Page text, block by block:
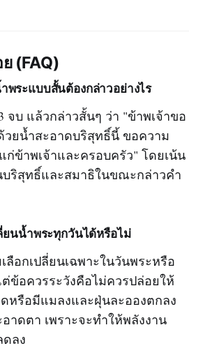
(FAQ)
พระแบบสั้นต้องกล่าวอย่างไร
จบ แล้วกล่าวสั้นๆ ว่า "ข้าพเจ้าขอ
ยน้ำสะอาดบริสุทธิ์นี้ ขอความ
ก่ข้าพเจ้าและครอบครัว" โดยเน้น
ริสุทธิ์และสมาธิในขณะกล่าวคำ
ยนน้ำพระทุกวันได้หรือไม่
ลือกเปลี่ยนเฉพาะในวันพระหรือ
ข้อควรระวังคือไม่ควรปล่อยให้
หรือมีแมลงและฝุ่นละอองตกลง
าดตา เพราะจะทำให้พลังงาน
ลง